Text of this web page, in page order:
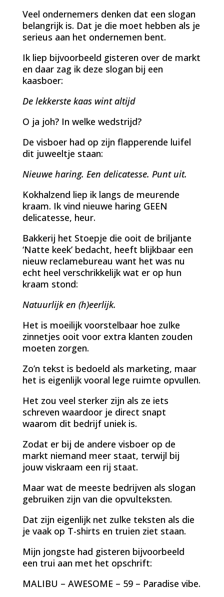
Veel ondernemers denken dat een slogan
belangrijk is. Dat je die moet hebben als je
serieus aan het ondernemen bent.
Ik liep bijvoorbeeld gisteren over de markt
en daar zag ik deze slogan bij een
kaasboer:
De lekkerste kaas wint altijd
O ja joh? In welke wedstrijd?
De visboer had op zijn flapperende luifel
dit juweeltje staan:
Nieuwe haring. Een delicatesse. Punt uit.
Kokhalzend liep ik langs de meurende
kraam. Ik vind nieuwe haring GEEN
delicatesse, heur.
Bakkerij het Stoepje die ooit de briljante
‘Natte keek’ bedacht, heeft blijkbaar een
nieuw reclamebureau want het was nu
echt heel verschrikkelijk wat er op hun
kraam stond:
Natuurlijk en (h)eerlijk.
Het is moeilijk voorstelbaar hoe zulke
zinnetjes ooit voor extra klanten zouden
moeten zorgen.
Zo’n tekst is bedoeld als marketing, maar
het is eigenlijk vooral lege ruimte opvullen.
Het zou veel sterker zijn als ze iets
schreven waardoor je direct snapt
waarom dit bedrijf uniek is.
Zodat er bij de andere visboer op de
markt niemand meer staat, terwijl bij
jouw viskraam een rij staat.
Maar wat de meeste bedrijven als slogan
gebruiken zijn van die opvulteksten.
Dat zijn eigenlijk net zulke teksten als die
je vaak op T-shirts en truien ziet staan.
Mijn jongste had gisteren bijvoorbeeld
een trui aan met het opschrift:
MALIBU – AWESOME – 59 – Paradise vibe.